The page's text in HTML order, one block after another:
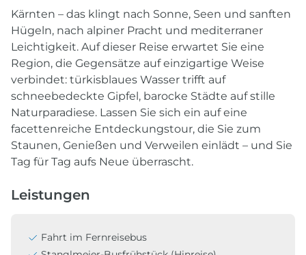
Kärnten – das klingt nach Sonne, Seen und sanften
Hügeln, nach alpiner Pracht und mediterraner
Leichtigkeit. Auf dieser Reise erwartet Sie eine
Region, die Gegensätze auf einzigartige Weise
verbindet: türkisblaues Wasser trifft auf
schneebedeckte Gipfel, barocke Städte auf stille
Naturparadiese. Lassen Sie sich ein auf eine
facettenreiche Entdeckungstour, die Sie zum
Staunen, Genießen und Verweilen einlädt – und Sie
Tag für Tag aufs Neue überrascht.
Leistungen
Fahrt im Fernreisebus